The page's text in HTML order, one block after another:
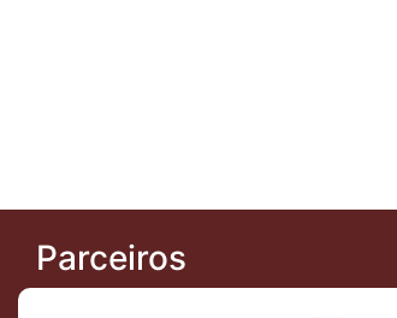
Parceiros